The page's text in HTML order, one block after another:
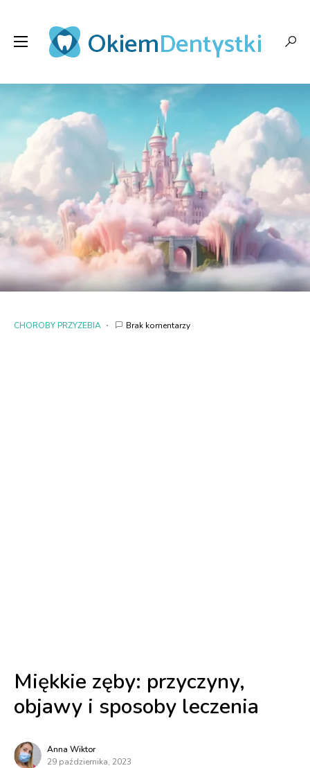
CHOROBY PRZYZEBIA Brak komentarzy
Miękkie zęby: przyczyny,
objawy i sposoby leczenia
Anna Wiktor
29 października, 2023